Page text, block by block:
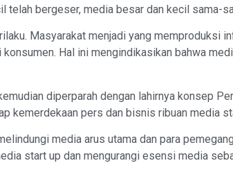
telah bergeser, media besar dan kecil sama-
Masyarakat menjadi yang memproduksi
Hal ini mengindikasikan bahwa
diperparah dengan lahirnya konsep
kemerdekaan pers dan bisnis ribuan media
media arus utama dan para
start up dan mengurangi esensi media